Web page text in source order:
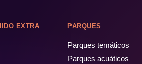
EXTRA PARQUES
Parques temáticos
Parques acuáticos